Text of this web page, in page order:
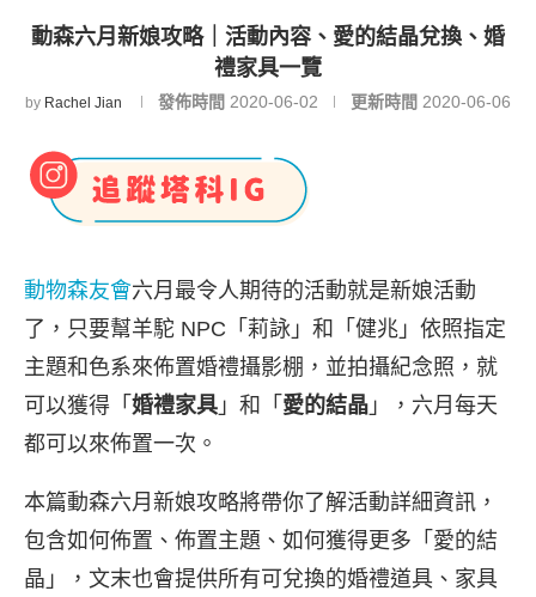
動森六月新娘攻略｜活動內容、愛的結晶兌換、婚
禮家具一覽
by Rachel Jian 發佈時間 2020-06-02 更新時間 2020-06-06
動物森友會六月最令人期待的活動就是新娘活動
了，只要幫羊駝 NPC「莉詠」和「健兆」依照指定
主題和色系來佈置婚禮攝影棚，並拍攝紀念照，就
可以獲得「 婚禮家具 」和「 愛的結晶 」，六月每天
都可以來佈置一次。
本篇動森六月新娘攻略將帶你了解活動詳細資訊，
包含如何佈置、佈置主題、如何獲得更多「愛的結
晶」，文末也會提供所有可兌換的婚禮道具、家具